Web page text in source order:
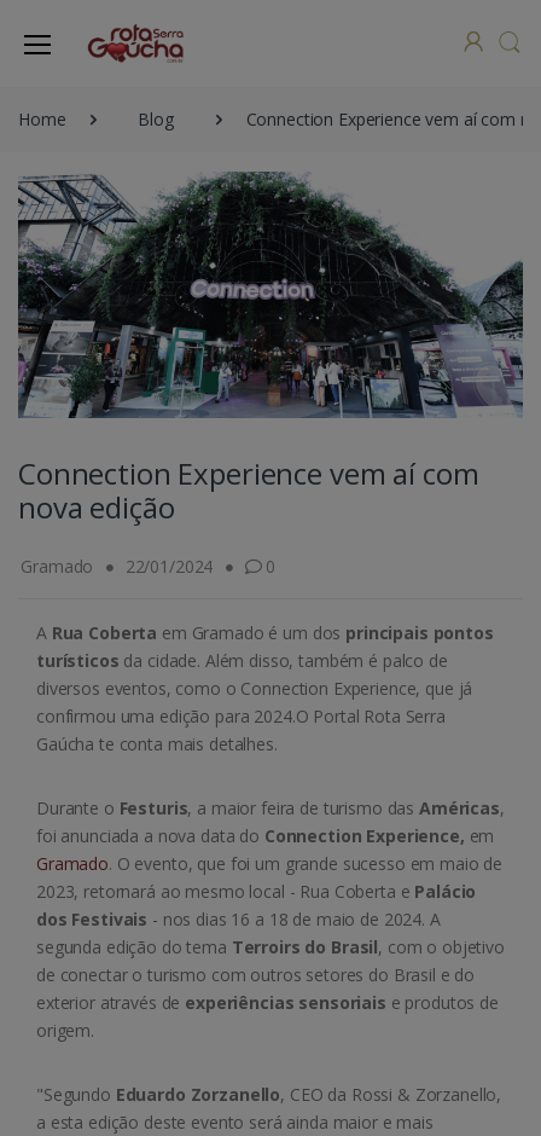
Home Blog Connection Experience vem aí com
Connection Experience vem aí com
nova edição
Gramado 22/01/2024 0
A Rua Coberta em Gramado é um dos principais pontos
turísticos da cidade. Além disso, também é palco de
diversos eventos, como o Connection Experience, que já
confirmou uma edição para 2024.O Portal Rota Serra
Gaúcha te conta mais detalhes.
Durante o Festuris, a maior feira de turismo das Américas,
foi anunciada a nova data do Connection Experience, em
Gramado. O evento, que foi um grande sucesso em maio de
2023, retornará ao mesmo local - Rua Coberta e Palácio
dos Festivais - nos dias 16 a 18 de maio de 2024. A
segunda edição do tema Terroirs do Brasil, com o objetivo
de conectar o turismo com outros setores do Brasil e do
exterior através de experiências sensoriais e produtos de
origem.
"Segundo Eduardo Zorzanello, CEO da Rossi & Zorzanello,
a esta edição deste evento será ainda maior e mais